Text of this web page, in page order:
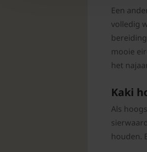
Een
volledig
mooie
het
Kaki
Als
houden.